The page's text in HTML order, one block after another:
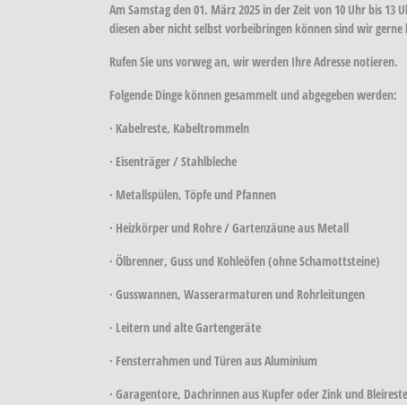
Am Samstag den 01. März 2025 in der Zeit von 10 Uhr bis
diesen aber nicht selbst vorbeibringen können sind wir
Rufen Sie uns vorweg an, wir werden Ihre Adresse notieren.
Folgende Dinge können gesammelt und abgegeben werden:
· Kabelreste, Kabeltrommeln
· Eisenträger / Stahlbleche
· Metallspülen, Töpfe und Pfannen
· Heizkörper und Rohre / Gartenzäune aus Metall
· Ölbrenner, Guss und Kohleöfen (ohne Schamottsteine)
· Gusswannen, Wasserarmaturen und Rohrleitungen
· Leitern und alte Gartengeräte
· Fensterrahmen und Türen aus Aluminium
· Garagentore, Dachrinnen aus Kupfer oder Zink und Bleireste